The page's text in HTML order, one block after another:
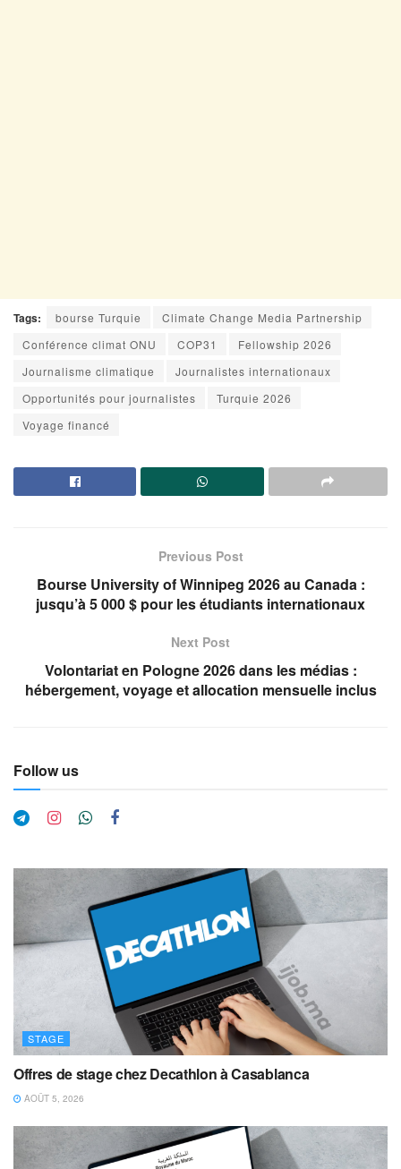
Tags: bourse Turquie
Climate Change Media Partnership
Conférence climat ONU
COP31
Fellowship 2026
Journalisme climatique
Journalistes internationaux
Opportunités pour journalistes
Turquie 2026
Voyage financé
Previous Post
Bourse University of Winnipeg 2026 au Canada :
jusqu’à 5 000 $ pour les étudiants internationaux
Next Post
Volontariat en Pologne 2026 dans les médias :
hébergement, voyage et allocation mensuelle inclus
Follow us
STAGE
Offres de stage chez Decathlon à Casablanca
AOÛT 5, 2026